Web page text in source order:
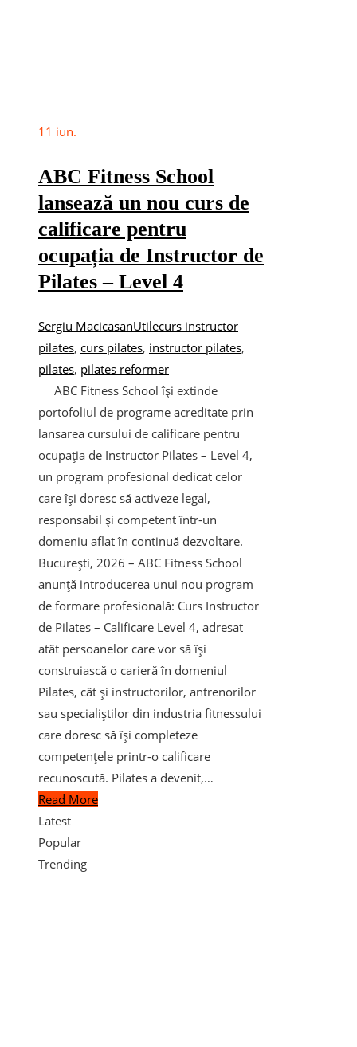
11 iun.
ABC Fitness School
lansează un nou curs de
calificare pentru
ocupația de Instructor de
Pilates – Level 4
Sergiu MacicasanUtilecurs instructor
pilates, curs pilates, instructor pilates,
pilates, pilates reformer
ABC Fitness School își extinde
portofoliul de programe acreditate prin
lansarea cursului de calificare pentru
ocupația de Instructor Pilates – Level 4,
un program profesional dedicat celor
care își doresc să activeze legal,
responsabil și competent într-un
domeniu aflat în continuă dezvoltare.
București, 2026 – ABC Fitness School
anunță introducerea unui nou program
de formare profesională: Curs Instructor
de Pilates – Calificare Level 4, adresat
atât persoanelor care vor să își
construiască o carieră în domeniul
Pilates, cât și instructorilor, antrenorilor
sau specialiștilor din industria fitnessului
care doresc să își completeze
competențele printr-o calificare
recunoscută. Pilates a devenit,…
Read More
Latest
Popular
Trending